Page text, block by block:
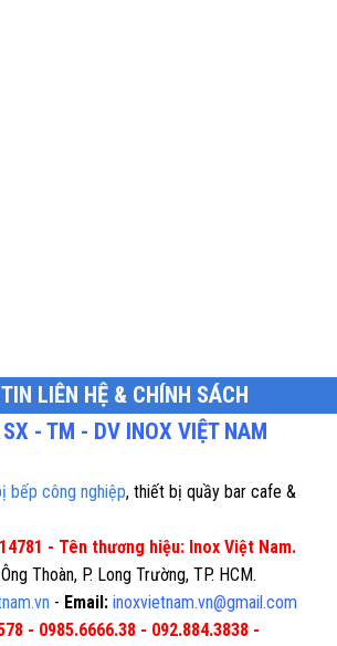
LIÊN HỆ & CHÍNH SÁCH
- TM - DV INOX VIỆT NAM
bếp công nghiệp, thiết bị quầy bar cafe &
- Tên thương hiệu: Inox Việt Nam.
Thoàn, P. Long Trường, TP. HCM.
- Email: inoxvietnam.vn@gmail.com
- 0985.6666.38 - 092.884.3838 -